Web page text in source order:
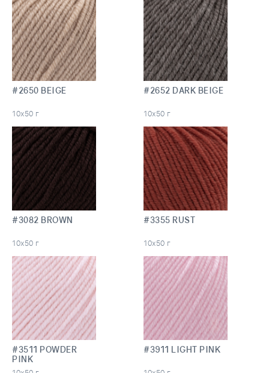
#2650 BEIGE
10х50 г
#2652 DARK BEIGE
10х50 г
#3082 BROWN
10х50 г
#3355 RUST
10х50 г
#3511 POWDER
PINK
#3911 LIGHT PINK